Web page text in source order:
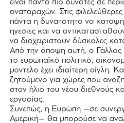
είναι πάντα πιο δυνατές σε
αναταραχών. Στις
πάντα η δυνατότητα να
ηγεσίες και να
να διαχειριστούν δύσκολες
Από την άποψη αυτή, ο Γάλλος
το ευρωπαϊκό πολιτικό,
μοντέλο έχει ιδιαίτερη αίγλη.
ζητούμενο για χώρες που
στον ήλιο του νέου διεθνούς
εργασίας.
Συνεπώς, η Ευρώπη –σε
Αμερική– θα μπορούσε να